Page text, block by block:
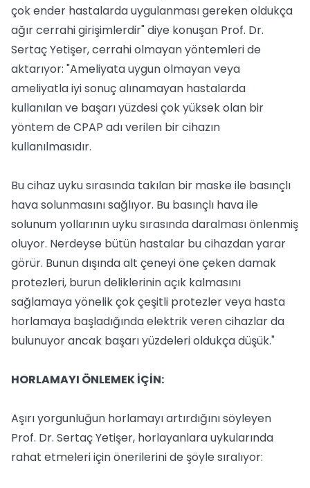
çok ender hastalarda uygulanması gereken oldukça
ağır cerrahi girişimlerdir" diye konuşan Prof. Dr.
Sertaç Yetişer, cerrahi olmayan yöntemleri de
aktarıyor: "Ameliyata uygun olmayan veya
ameliyatla iyi sonuç alınamayan hastalarda
kullanılan ve başarı yüzdesi çok yüksek olan bir
yöntem de CPAP adı verilen bir cihazın
kullanılmasıdır.
Bu cihaz uyku sırasında takılan bir maske ile basınçlı
hava solunmasını sağlıyor. Bu basınçlı hava ile
solunum yollarının uyku sırasında daralması önlenmiş
oluyor. Nerdeyse bütün hastalar bu cihazdan yarar
görür. Bunun dışında alt çeneyi öne çeken damak
protezleri, burun deliklerinin açık kalmasını
sağlamaya yönelik çok çeşitli protezler veya hasta
horlamaya başladığında elektrik veren cihazlar da
bulunuyor ancak başarı yüzdeleri oldukça düşük."
HORLAMAYI ÖNLEMEK İÇİN:
Aşırı yorgunluğun horlamayı artırdığını söyleyen
Prof. Dr. Sertaç Yetişer, horlayanlara uykularında
rahat etmeleri için önerilerini de şöyle sıralıyor: